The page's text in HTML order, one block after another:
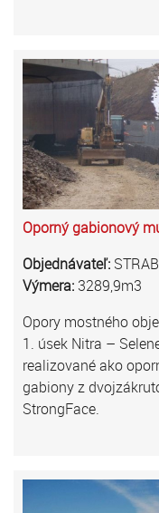
Oporný gabionový
Objednávateľ:
Výmera: 3289,9m3
Opory mostného
1. úsek Nitra –
realizované ako
gabiony z
StrongFace.